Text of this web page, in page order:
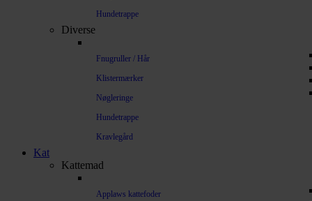
Hundetrappe
Diverse
Fnugruller / Hår
Klistermærker
Nøgleringe
Hundetrappe
Kravlegård
Kat
Kattemad
Applaws kattefoder